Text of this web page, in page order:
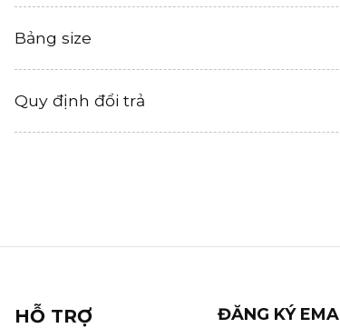
Bảng size
Quy định đổi trả
HỖ TRỢ
ĐĂNG KÝ